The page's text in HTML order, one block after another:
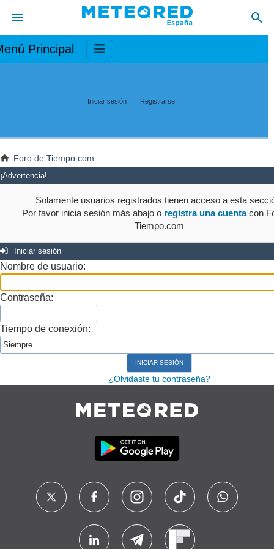
Principal
Iniciar sesión Registrarse
Foro de Tiempo.com
¡Advertencia!
Solamente usuarios registrados tienen acceso a esta
Por favor inicia sesión más abajo o registra una cuentacon
Tiempo.com
Iniciar sesión
Nombre de usuario:
Contraseña:
Tiempo de conexión:
¿Olvidaste tu contraseña?